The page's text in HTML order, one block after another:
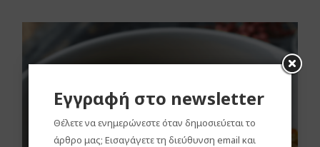
Εγγραφή στο newsletter
Θέλετε να ενημερώνεστε όταν δημοσιεύεται το
άρθρο μας; Εισαγάγετε τη διεύθυνση email και